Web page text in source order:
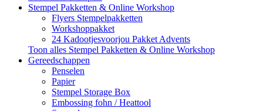
Stempel Pakketten & Online Workshop
Flyers Stempelpakketten
Workshoppakket
24 Kadootjesvoorjou Pakket Advents
Toon alles Stempel Pakketten & Online Workshop
Gereedschappen
Penselen
Papier
Stempel Storage Box
Embossing fohn / Heattool